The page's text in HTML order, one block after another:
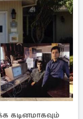
கடினமாகவும்